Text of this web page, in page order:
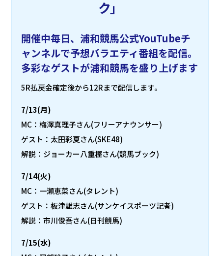
ク」
開催中毎日、浦和競馬公式YouTubeチ
ャンネルで予想バラエティ番組を配信。
多彩なゲストが浦和競馬を盛り上げます
5R払戻金確定後から12Rまで配信します。
7/13(月)
MC：梅澤真理子さん(フリーアナウンサー)
ゲスト：太田彩夏さん(SKE48)
解説：ジョーカー八重樫さん(競馬ブック)
7/14(火)
MC：一瀬恵菜さん(タレント)
ゲスト：板津雄志さん(サンケイスポーツ記者)
解説：市川俊吾さん(日刊競馬)
7/15(水)